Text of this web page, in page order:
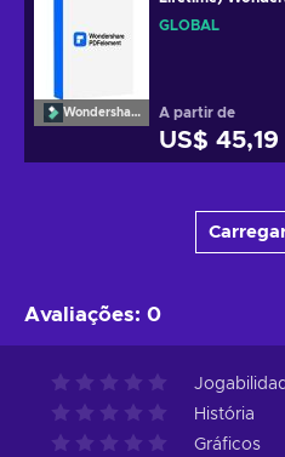
Wondershare
GLOBAL
GLOBAL
A partir de
US$ 45,19
Avaliações: 0
História
Gráficos